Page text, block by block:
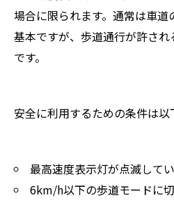
場合に限られます。通常は車
基本ですが、歩道通行が許さ
です。
安全に利用するための条件は以
最高速度表示灯が点滅して
6km/h以下の歩道モードに